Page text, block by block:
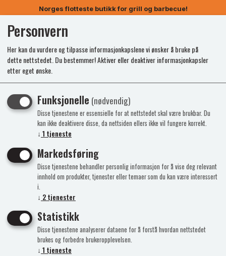
Norges flotteste butikk for grill og barbecue!
Personvern
Her kan du vurdere og tilpasse informasjonkapslene vi ønsker å bruke på
dette nettstedet. Du bestemmer! Aktiver eller deaktiver informasjonkapsler
etter eget ønske.
Funksjonelle (nødvendig)
Disse tjenestene er essensielle for at nettstedet skal være brukbar. Du
kan ikke deaktivere disse, da nettsiden ellers ikke vil fungere korrekt.
↓ 1 tjeneste
Markedsføring
Disse tjenestene behandler personlig informasjon for å vise deg relevant
innhold om produkter, tjenester eller temaer som du kan være interessert
i.
↓ 2tjenester
Statistikk
Disse tjenestene analyserer dataene for å forstå hvordan nettstedet
brukes og forbedre brukeropplevelsen.
↓ 1 tjeneste